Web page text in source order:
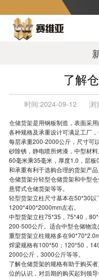
了解
时间:2024-09-12 浏
仓储货架是用钢板制造，表面采
各种规格及承重设计可满足工厂
每层承重200-2000公斤，尺寸可
砂除锈，静电喷所烤漆，中型材
60毫米乘35毫米，厚度1.0，层
和承重有利于选购合理的货架产
仓储货架分轻型仓储货架和中型
悬臂式仓储货架等等。
轻型货架立柱尺寸基本在50*30以
1200*400*2000mm左右。
中型货架立柱75*35，75*40，
200-500公斤。适合中型仓储物流
重型货架立柱规格多在
焊梁规格有100*50；120*50，
2000公斤，3000公斤等等。
了解仓储货架的规格有助于购买
位的认识，对后期的购买起到领导